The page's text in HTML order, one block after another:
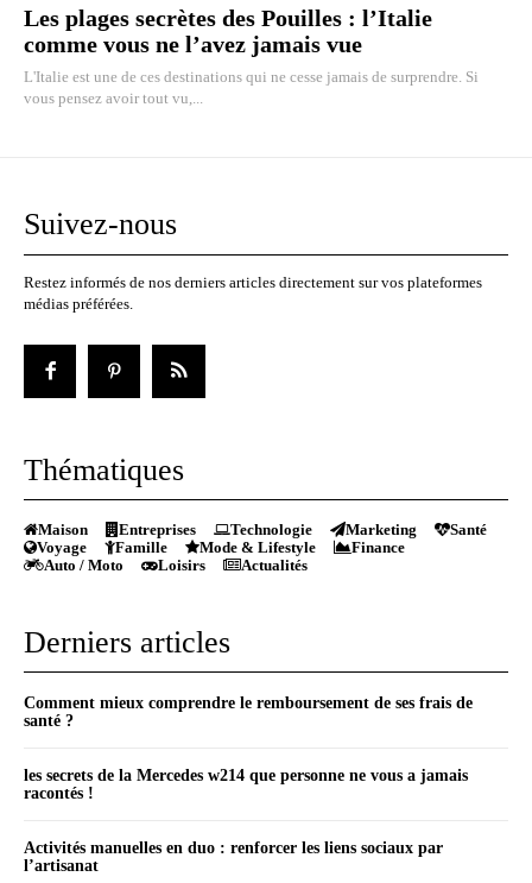
Les plages secrètes des Pouilles : l’Italie
comme vous ne l’avez jamais vue
L'Italie est une de ces destinations qui ne cesse jamais de surprendre. Si
vous pensez avoir tout vu,...
Suivez-nous
Restez informés de nos derniers articles directement sur vos plateformes
médias préférées.
Thématiques
Maison Entreprises Technologie Marketing
Santé
Voyage
Famille Mode & Lifestyle
Finance
Auto / Moto
Loisirs Actualités
Derniers articles
Comment mieux comprendre le remboursement de ses frais de
santé ?
les secrets de la Mercedes w214 que personne ne vous a jamais
racontés !
Activités manuelles en duo : renforcer les liens sociaux par
l’artisanat